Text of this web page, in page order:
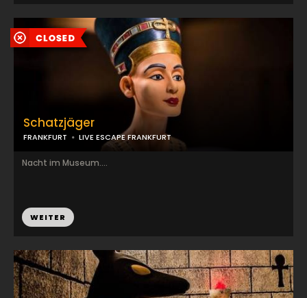
Schatzjäger
FRANKFURT LIVE ESCAPE FRANKFURT
Nacht im Museum....
WEITER